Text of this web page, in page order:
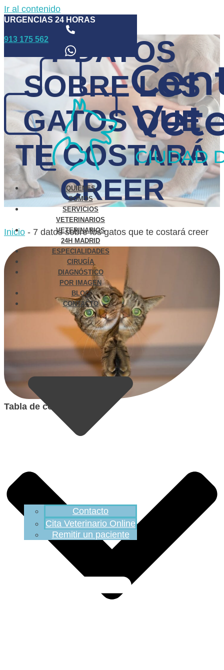
Ir al contenido
URGENCIAS 24 HORAS
913 175 562
QUIÉNES
SOMOS
SERVICIOS
VETERINARIOS
VETERINARIOS
24H MADRID
ESPECIALIDADES
CIRUGÍA
DIAGNÓSTICO
POR IMAGEN
BLOG
CONTACTO
Contacto
Cita Veterinario Online
Remitir un paciente
7 DATOS
SOBRE LOS
GATOS QUE
TE COSTARÁ
CREER
Inicio - 7 datos sobre los gatos que te costará creer
Tabla de contenidos